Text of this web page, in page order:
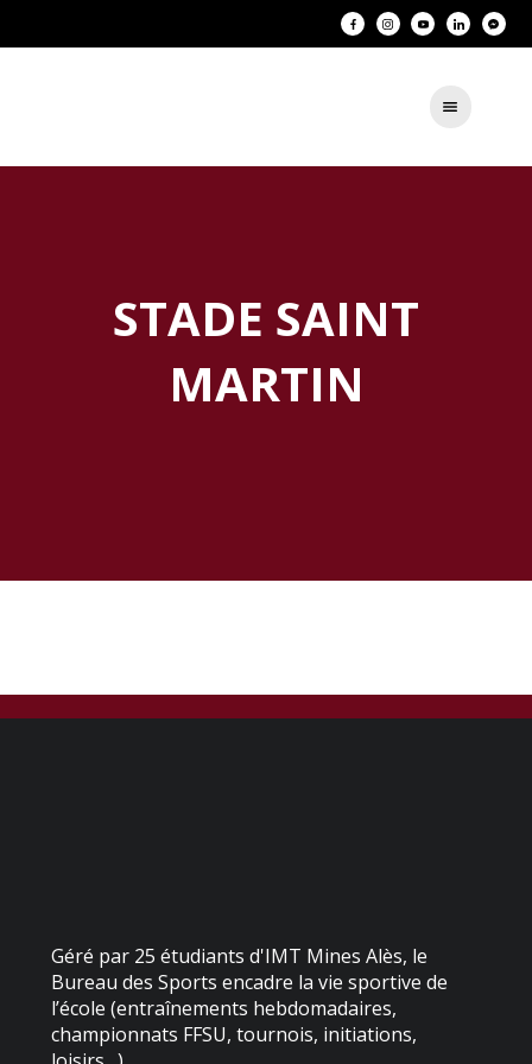
STADE SAINT
MARTIN
Géré par 25 étudiants d'IMT Mines Alès, le
Bureau des Sports encadre la vie sportive de
l’école (entraînements hebdomadaires,
championnats FFSU, tournois, initiations,